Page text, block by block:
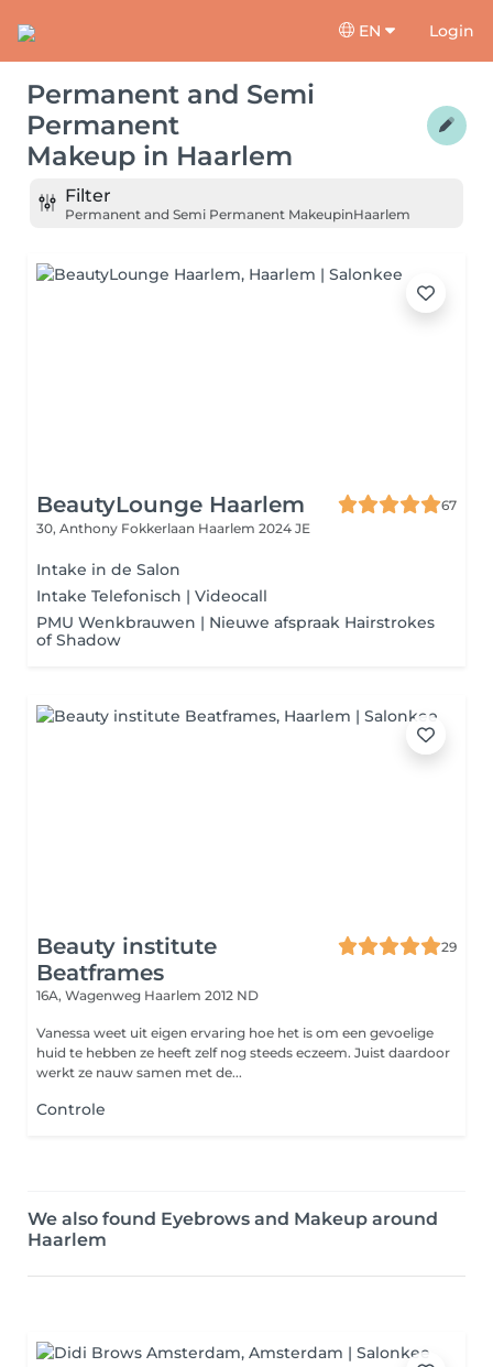
EN Login
Permanent and Semi
Permanent
Makeup in Haarlem
Filter
Permanent and Semi Permanent MakeupinHaarlem
BeautyLounge Haarlem
67
30, Anthony Fokkerlaan Haarlem 2024 JE
Intake in de Salon
Intake Telefonisch | Videocall
PMU Wenkbrauwen | Nieuwe afspraak Hairstrokes
of Shadow
Beauty institute
Beatframes
29
16A, Wagenweg Haarlem 2012 ND
Vanessa weet uit eigen ervaring hoe het is om een gevoelige
huid te hebben ze heeft zelf nog steeds eczeem. Juist daardoor
werkt ze nauw samen met de...
Controle
We also found Eyebrows and Makeup around
Haarlem